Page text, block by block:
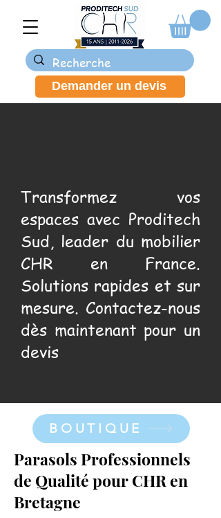
Demander un devis
Transformez vos
espaces avec Proditech
Sud, leader du mobilier
CHR en France.
Solutions rapides et sur
mesure. Contactez-nous
dès maintenant pour un
devis
BOUTIQUE
Parasols Professionnels
de Qualité pour CHR en
Bretagne